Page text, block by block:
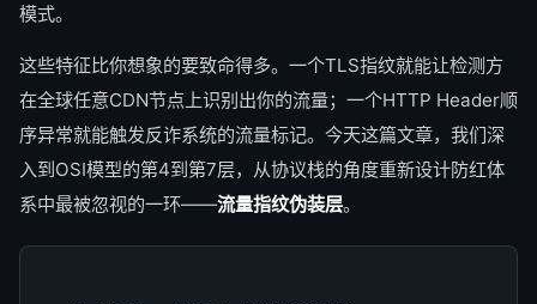
模式。
这些特征比你想象的要致命得多。一个TLS指纹就能让检测方
在全球任意CDN节点上识别出你的流量；一个HTTP Header顺
序异常就能触发反诈系统的流量标记。今天这篇文章，我们深
入到OSI模型的第4到第7层，从协议栈的角度重新设计防红体
系中最被忽视的一环——流量指纹伪装层。